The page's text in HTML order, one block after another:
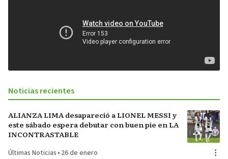
Noticias recientes
ALIANZA LIMA desapareció a LIONEL MESSI y
este sábado espera debutar con buen pie en LA
INCONTRASTABLE
Últimas Noticias • 26 de enero